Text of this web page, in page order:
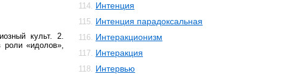
культ. 2.
роли «идолов»,
114. Интенция
115. Интенция парадоксальная
116. Интеракционизм
117. Интеракция
118. Интервью